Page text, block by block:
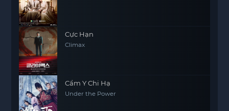
Cực Hạn
Climax
Cẩm Y Chi Hạ
Under the Power